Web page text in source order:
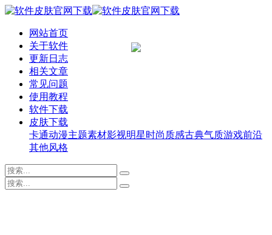
网站首页
关于软件
更新日志
相关文章
常见问题
使用教程
软件下载
皮肤下载
卡通动漫主题素材影视明星时尚质感古典气质游戏前沿
其他风格